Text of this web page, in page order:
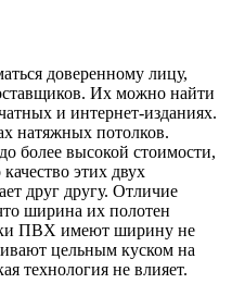
доверенному лицу,
Их можно найти
и интернет-изданиях.
натяжных потолков.
более высокой стоимости,
этих двух
друг другу. Отличие
ширина их полотен
ПВХ имеют ширину не
цельным куском на
технология не влияет.